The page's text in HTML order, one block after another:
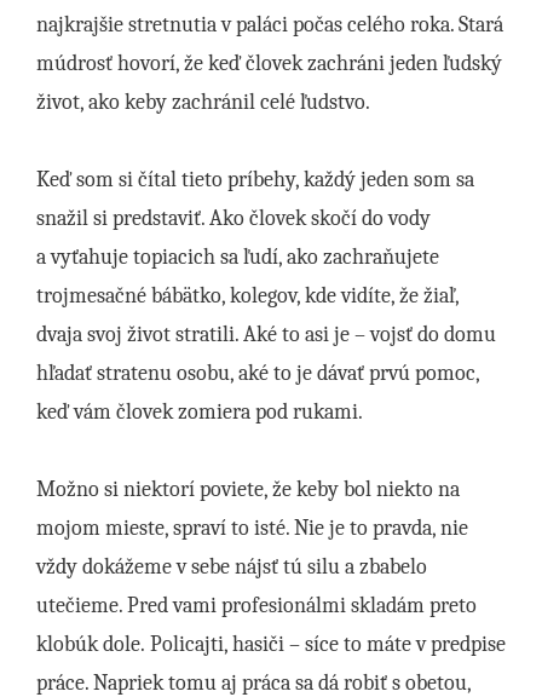
najkrajšie stretnutia v paláci počas celého roka. Stará
múdrosť hovorí, že keď človek zachráni jeden ľudský
život, ako keby zachránil celé ľudstvo.
Keď som si čítal tieto príbehy, každý jeden som sa
snažil si predstaviť. Ako človek skočí do vody
a vyťahuje topiacich sa ľudí, ako zachraňujete
trojmesačné bábätko, kolegov, kde vidíte, že žiaľ,
dvaja svoj život stratili. Aké to asi je – vojsť do domu
hľadať stratenu osobu, aké to je dávať prvú pomoc,
keď vám človek zomiera pod rukami.
Možno si niektorí poviete, že keby bol niekto na
mojom mieste, spraví to isté. Nie je to pravda, nie
vždy dokážeme v sebe nájsť tú silu a zbabelo
utečieme. Pred vami profesionálmi skladám preto
klobúk dole. Policajti, hasiči – síce to máte v predpise
práce. Napriek tomu aj práca sa dá robiť s obetou,